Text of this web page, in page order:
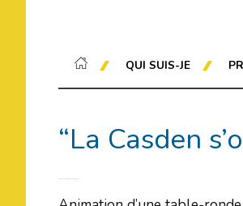
QUI SUIS-JE
“La Casden